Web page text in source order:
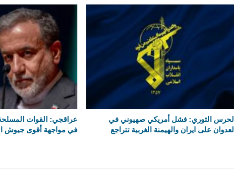
الحرس الثوري: فشل أمريكي صهيوني في
العدوان على ايران والهيمنة الغربية تتراجع
عراقجي: القوات المسلحة
في مواجهة أقوى جيوش